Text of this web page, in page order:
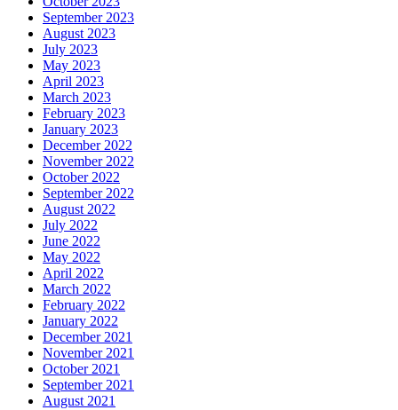
September 2023
August 2023
July 2023
May 2023
April 2023
March 2023
February 2023
January 2023
December 2022
November 2022
October 2022
September 2022
August 2022
July 2022
June 2022
May 2022
April 2022
March 2022
February 2022
January 2022
December 2021
November 2021
October 2021
September 2021
August 2021